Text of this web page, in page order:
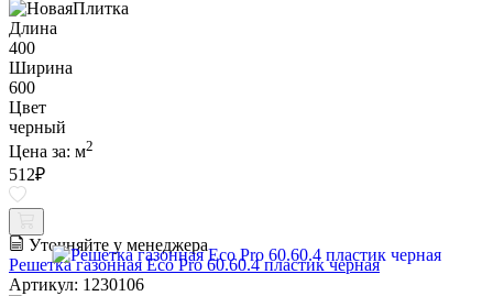
Длина
400
Ширина
600
Цвет
черный
Цена за: м2
512₽
Уточняйте у менеджера
Решетка газонная Eco Pro 60.60.4 пластик черная
Артикул: 1230106